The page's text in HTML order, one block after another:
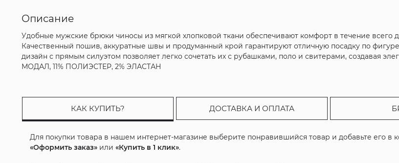
Описание
Удобные мужские брюки чиносы из мягкой хлопковой ткани обеспечивают комфорт в течение всего
Качественный пошив, аккуратные швы и продуманный крой гарантируют отличную посадку по
дизайн с прямым силуэтом позволяет легко сочетать их с рубашками, поло и свитерами, создавая
МОДАЛ, 11% ПОЛИЭСТЕР, 2% ЭЛАСТАН
КАК КУПИТЬ? ДОСТАВКА И ОПЛАТА
Для покупки товара в нашем интернет-магазине выберите понравившийся товар и добавьте его в
«Оформить заказ» или«Купить в 1 клик».